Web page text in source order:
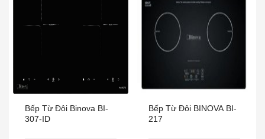
Bếp Từ Đôi Binova BI-
307-ID
Bếp Từ Đôi BINOVA BI-
217